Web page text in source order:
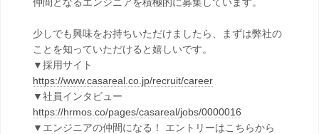
少しでも興味をお持ちいただけましたら、まずは弊社の
ことを知っていただけると嬉しいです。
▼採用サイト
https://www.casareal.co.jp/recruit/career
▼社員インタビュー
https://hrmos.co/pages/casareal/jobs/0000016
▼エンジニアの仲間になる！ エントリーはこちらから